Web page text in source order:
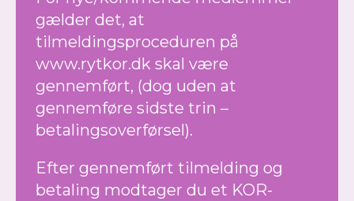
gælder det, at
tilmeldingsproceduren på
www.rytkor.dk skal være
gennemført, (dog uden at
gennemføre sidste trin –
betalingsoverførsel).
Efter gennemført tilmelding og
betaling modtager du et KOR-